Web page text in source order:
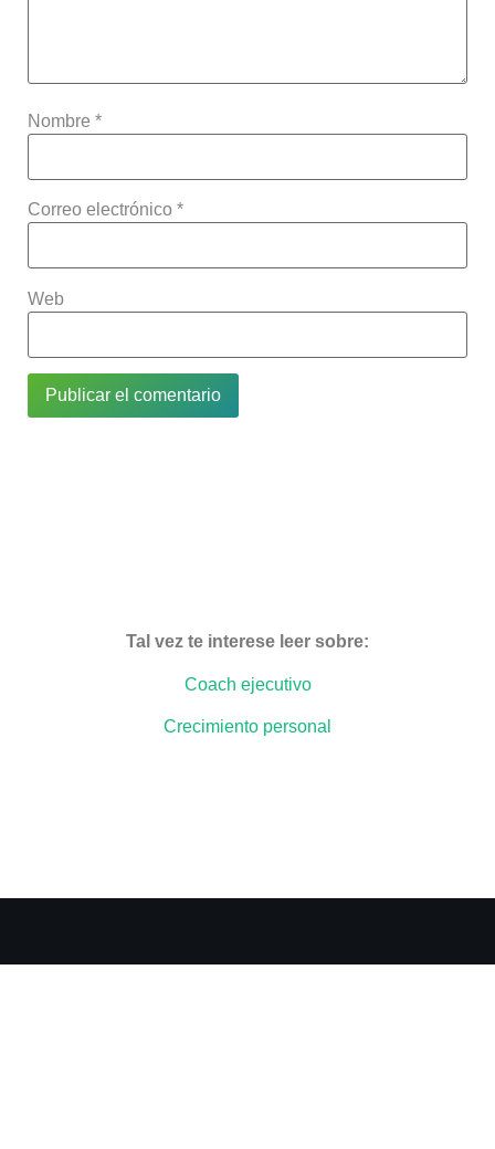
Nombre *
Correo electrónico *
Web
Tal vez te interese leer sobre:
Coach ejecutivo
Crecimiento personal